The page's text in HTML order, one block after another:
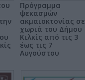
Πρόγραμμα
ψεκασμών
ακμαιοκτονίας σε
χωριά του Δήμου
Κιλκίς από τις 3
έως τις 7
Αυγούστου